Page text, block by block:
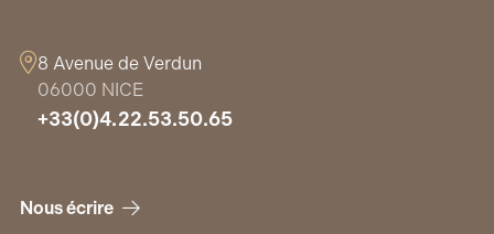
8 Avenue de Verdun
06000 NICE
+33(0)4.22.53.50.65
Nous écrire